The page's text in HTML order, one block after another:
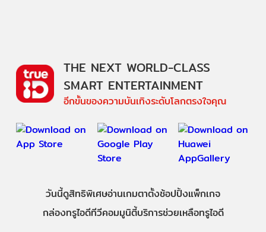
THE NEXT WORLD-CLASS
SMART ENTERTAINMENT
อีกขั้นของความบันเทิงระดับโลกตรงใจคุณ
วันนี้ดูสิทธิพิเศษอ่านเกมตาตั้งช้อปปิ้งแพ็กเกจ
กล่องทรูไอดีทีวีคอมมูนิตี้บริการช่วยเหลือทรูไอดี